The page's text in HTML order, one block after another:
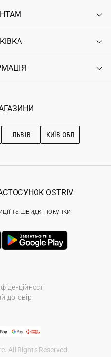
Club+
з догляду
ЛЬВІВ КИЇВ ОБЛ
договір
All Rights Reserved.
OSTRIV!
та швидкі покупки